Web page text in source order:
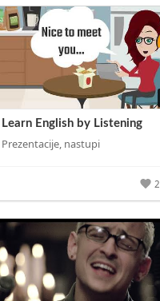
Learn English by Listening
Prezentacije, nastupi